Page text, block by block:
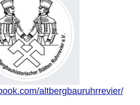
altbergbauruhrrevier/